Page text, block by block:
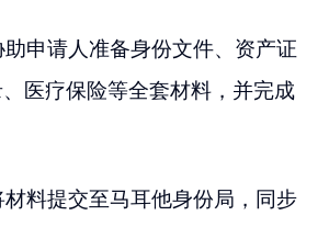
申请人准备身份文件、资产证
医疗保险等全套材料，并完成
料提交至马耳他身份局，同步